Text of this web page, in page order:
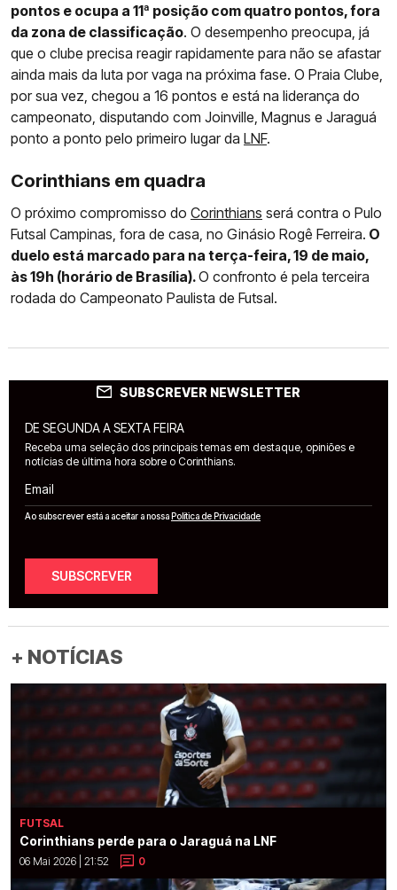
pontos e ocupa a 11ª posição com quatro pontos, fora
da zona de classificação. O desempenho preocupa, já
que o clube precisa reagir rapidamente para não se afastar
ainda mais da luta por vaga na próxima fase. O Praia Clube,
por sua vez, chegou a 16 pontos e está na liderança do
campeonato, disputando com Joinville, Magnus e Jaraguá
ponto a ponto pelo primeiro lugar da LNF.
Corinthians em quadra
O próximo compromisso do Corinthians será contra o Pulo
Futsal Campinas, fora de casa, no Ginásio Rogê Ferreira. O
duelo está marcado para na terça-feira, 19 de maio,
às 19h (horário de Brasília).O confronto é pela terceira
rodada do Campeonato Paulista de Futsal.
SUBSCREVER NEWSLETTER
DE SEGUNDA A SEXTA FEIRA
Receba uma seleção dos principais temas em destaque, opiniões e
notícias de última hora sobre o Corinthians.
Email
Ao subscrever está a aceitar a nossaPolítica de Privacidade
SUBSCREVER
+ NOTÍCIAS
FUTSAL
Corinthians perde para o Jaraguá na LNF
06 Mai 2026 | 21:52 0